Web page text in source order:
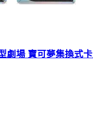
劇場 寶可夢集換式